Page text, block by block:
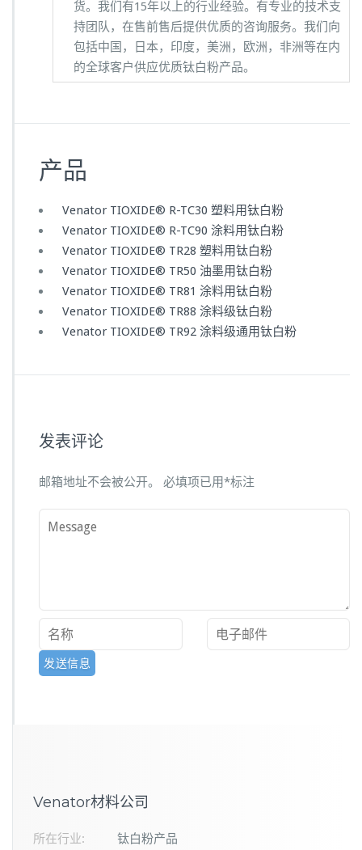
货。我们有15年以上的行业经验。有专业的技术支
持团队，在售前售后提供优质的咨询服务。我们向
包括中国，日本，印度，美洲，欧洲，非洲等在内
的全球客户供应优质钛白粉产品。
产品
Venator TIOXIDE® R-TC30 塑料用钛白粉
Venator TIOXIDE® R-TC90 涂料用钛白粉
Venator TIOXIDE® TR28 塑料用钛白粉
Venator TIOXIDE® TR50 油墨用钛白粉
Venator TIOXIDE® TR81 涂料用钛白粉
Venator TIOXIDE® TR88 涂料级钛白粉
Venator TIOXIDE® TR92 涂料级通用钛白粉
发表评论
邮箱地址不会被公开。 必填项已用*标注
Venator材料公司
所在行业:
钛白粉产品